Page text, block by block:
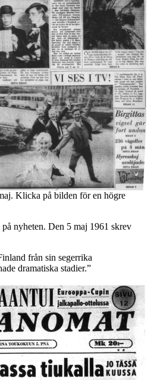
Klicka på bilden för en högre
nyheten. Den 5 maj 1961 skrev
från sin segerrika
dramatiska stadier.”